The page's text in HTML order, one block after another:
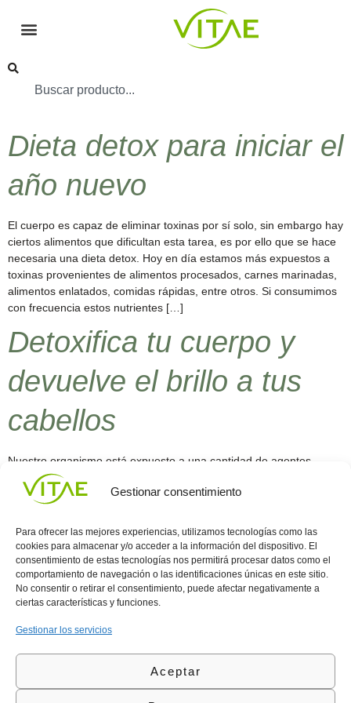
Gestionar consentimiento
Para ofrecer las mejores experiencias, utilizamos tecnologías como las
cookies para almacenar y/o acceder a la información del dispositivo. El
consentimiento de estas tecnologías nos permitirá procesar datos como el
comportamiento de navegación o las identificaciones únicas en este sitio.
No consentir o retirar el consentimiento, puede afectar negativamente a
ciertas características y funciones.
Gestionar los servicios
Aceptar
Dieta detox para iniciar el
año nuevo
El cuerpo es capaz de eliminar toxinas por sí solo, sin embargo hay
ciertos alimentos que dificultan esta tarea, es por ello que se hace
necesaria una dieta detox. Hoy en día estamos más expuestos a
toxinas provenientes de alimentos procesados, carnes marinadas,
alimentos enlatados, comidas rápidas, entre otros. Si consumimos
con frecuencia estos nutrientes […]
Detoxifica tu cuerpo y
devuelve el brillo a tus
cabellos
Nuestro organismo está expuesto a una cantidad de agentes
externos que pueden alterar el buen funcionamiento del
mecanismo de defensa natural del individuo, la contaminación
hasta los hábitos de beber y fumar con regularidad, suman una
escalera de factores de riesgo que al llegar a su […]
Conocenos
Vitae
l
Área
Política
de
Política
(+34)
935